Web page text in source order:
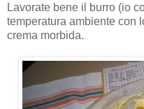
Lavorate bene il burro (io
temperatura ambiente con
crema morbida.